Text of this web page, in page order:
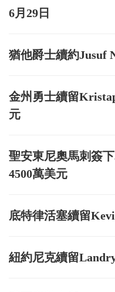
6月29日
猶他爵士續約Jusuf
金州勇士續留
元
聖安東尼奧馬刺簽
4500萬美元
底特律活塞續留
紐約尼克續留